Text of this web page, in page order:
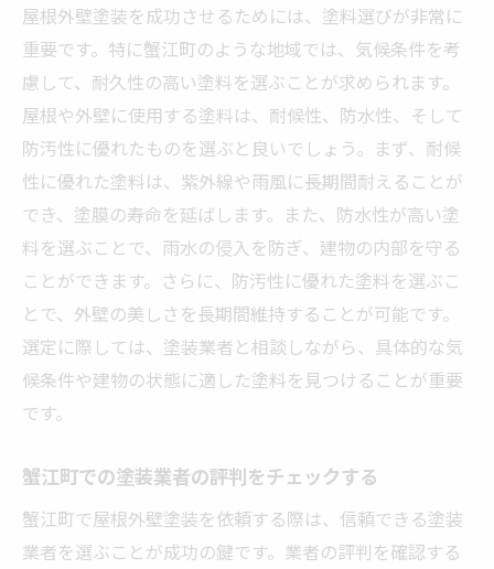
見積もり内容のダブルチェック
契約前に知っておくべきリスク
蟹江町周辺の施工例を参考にする
トラブルを避けるための事前確認
保証内容をしっかりと把握する
適切な相談窓口の活用法
蟹江町で選ぶべき屋根外壁塗装の優良業者とは
優良業者を見分けるための基準
業者選びで失敗しないためのコツ
地元で愛される業者の魅力
見積もりから施工まで蟹江町の屋根外壁塗装の
流れを解説
屋根外壁塗装を成功させるためには、塗料選びが非常に
重要です。特に蟹江町のような地域では、気候条件を考
慮して、耐久性の高い塗料を選ぶことが求められます。
屋根や外壁に使用する塗料は、耐候性、防水性、そして
防汚性に優れたものを選ぶと良いでしょう。まず、耐候
性に優れた塗料は、紫外線や雨風に長期間耐えることが
でき、塗膜の寿命を延ばします。また、防水性が高い塗
料を選ぶことで、雨水の侵入を防ぎ、建物の内部を守る
ことができます。さらに、防汚性に優れた塗料を選ぶこ
とで、外壁の美しさを長期間維持することが可能です。
選定に際しては、塗装業者と相談しながら、具体的な気
候条件や建物の状態に適した塗料を見つけることが重要
です。
蟹江町での塗装業者の評判をチェックする
蟹江町で屋根外壁塗装を依頼する際は、信頼できる塗装
業者を選ぶことが成功の鍵です。業者の評判を確認する